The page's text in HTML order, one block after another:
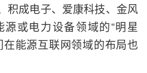
积成电子、爱康科技、金风
或电力设备领域的“明星
能源互联网领域的布局也